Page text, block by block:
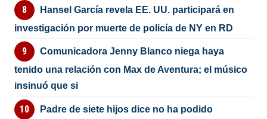
Hansel García revela EE. UU. participará en
investigación por muerte de policía de NY en RD
Comunicadora Jenny Blanco niega haya
tenido una relación con Max de Aventura; el músico
insinuó que si
Padre de siete hijos dice no ha podido